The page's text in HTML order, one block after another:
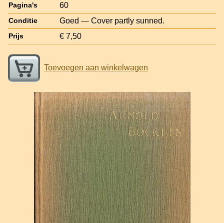
Pagina's 60
Conditie Goed — Cover partly sunned.
Prijs € 7,50
Toevoegen aan winkelwagen